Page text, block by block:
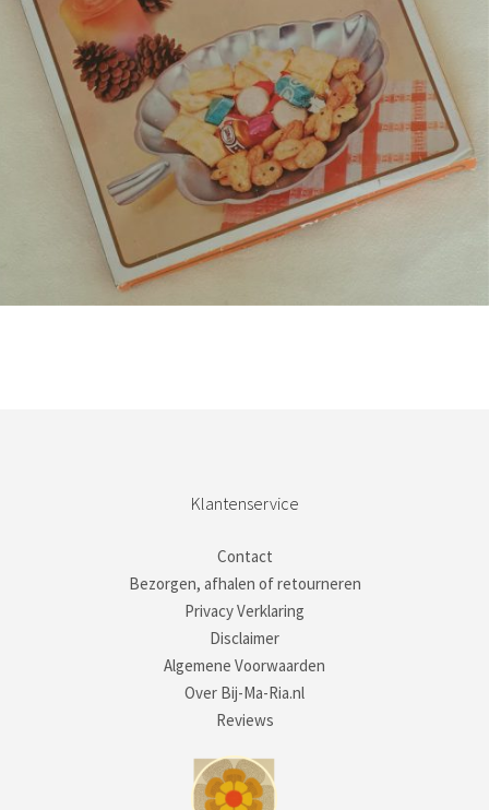
Klantenservice
Contact
Bezorgen, afhalen of retourneren
Privacy Verklaring
Disclaimer
Algemene Voorwaarden
Over Bij-Ma-Ria.nl
Reviews